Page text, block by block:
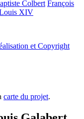
Colbert François
XIV
et Copyright
carte du projet.